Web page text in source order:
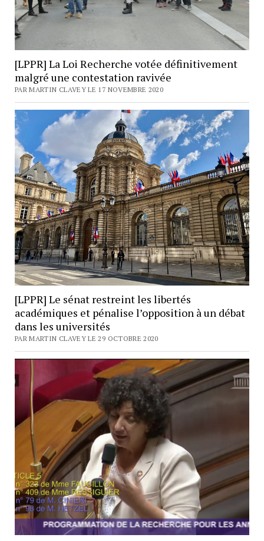
[LPPR] La Loi Recherche votée définitivement
malgré une contestation ravivée
PAR MARTIN CLAVEY LE 17 NOVEMBRE 2020
[LPPR] Le sénat restreint les libertés
académiques et pénalise l’opposition à un débat
dans les universités
PAR MARTIN CLAVEY LE 29 OCTOBRE 2020